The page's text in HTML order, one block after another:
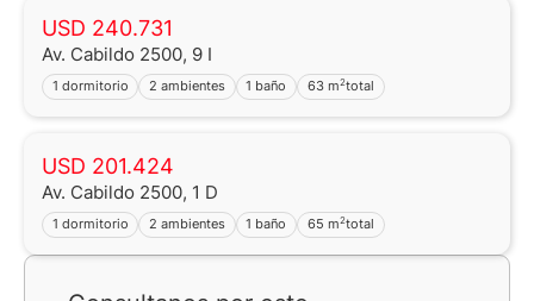
USD 240.731
Av. Cabildo 2500, 9 I
1 dormitorio 2 ambientes 1 baño 63 m2total
USD 201.424
Av. Cabildo 2500, 1 D
1 dormitorio 2 ambientes 1 baño 65 m2total